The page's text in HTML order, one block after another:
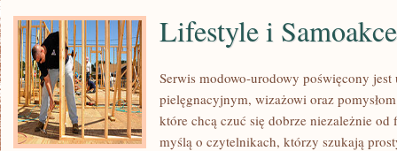
Lifestyle i
Serwis modowo-urodowy poświęcony
pielęgnacyjnym, wizażowi oraz
które chcą czuć się dobrze niezależnie od
myślą o czytelnikach, którzy szukają